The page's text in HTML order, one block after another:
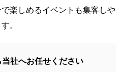
楽しめるイベントも集客しや
。
社へお任せください